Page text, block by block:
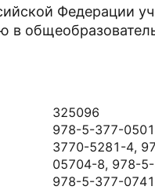
Федерации
в
325096
978-5-377-
3770-5281-4,
05704-8, 978-
978-5-377-